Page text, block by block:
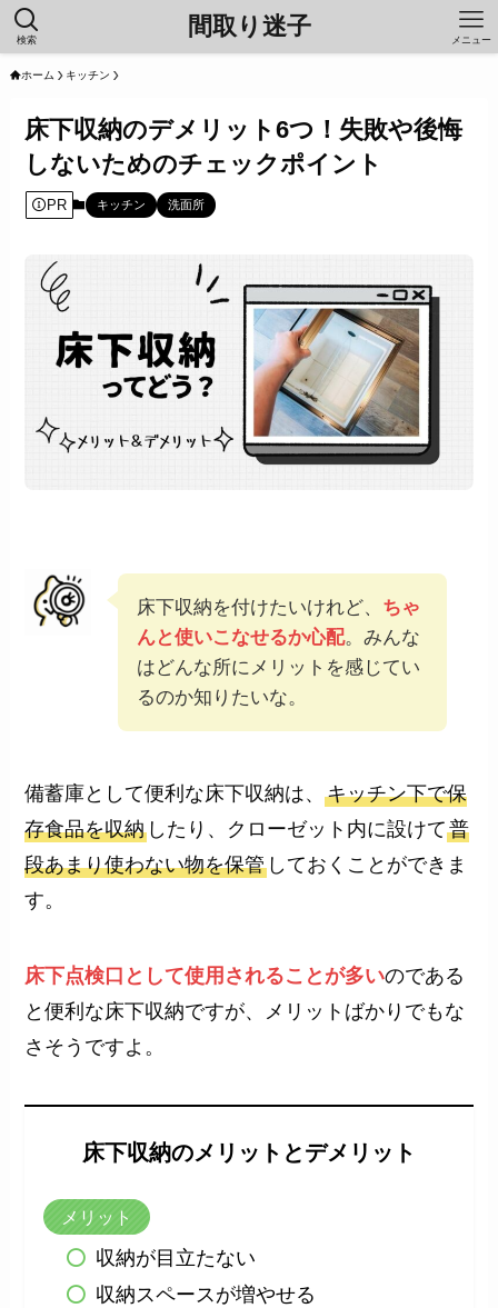
間取り迷子
検索 メニュー
ホーム キッチン
床下収納のデメリット6つ！失敗や後悔
しないためのチェックポイント
PR キッチン 洗面所
床下収納を付けたいけれど、 ちゃ
んと使いこなせるか心配。みんな
はどんな所にメリットを感じてい
るのか知りたいな。
備蓄庫として便利な床下収納は、キッチン下で保
存食品を収納 したり、クローゼット内に設けて普
段あまり使わない物を保管 しておくことができま
す。
床下点検口として使用されることが多いのである
と便利な床下収納ですが、メリットばかりでもな
さそうですよ。
床下収納のメリットとデメリット
メリット
収納が目立たない
収納スペースが増やせる